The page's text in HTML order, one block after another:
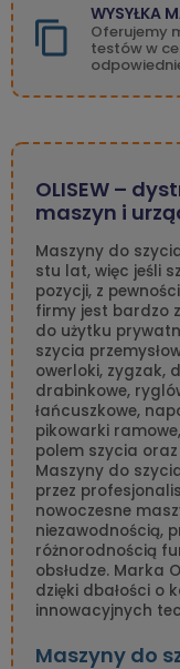
WYSYŁKA
Oferujemy
testów w
OLISEW –
maszyn i
Maszyny do
stu lat, więc jeśli
pozycji, z
firmy jest bardzo
do użytku
szycia
owerloki, zygzak,
drabinkowe,
łańcuszkowe,
pikowarki
polem szycia
Maszyny do
przez
nowoczesne
niezawodnością,
różnorodnością
obsłudze. Marka
dzięki dbałości o
innowacyjnych
Maszyny do